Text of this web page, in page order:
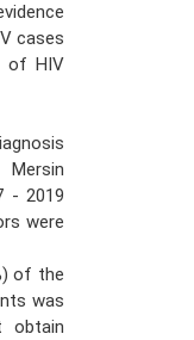
cases
of HIV
- 2019
were
of the
was
obtain